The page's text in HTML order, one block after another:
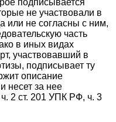
подписывается
не участвовали в
или не согласны с ним,
часть
в иных видах
участвовавший в
подписывает ту
описание
несет за нее
ч. 2 ст. 201 УПК РФ, ч. 3